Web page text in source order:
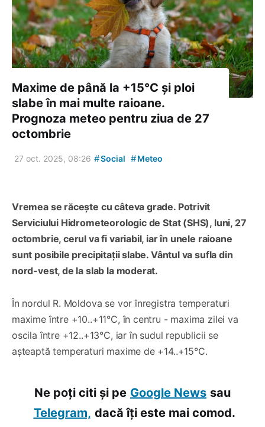
Maxime de până la +15°C și ploi
slabe în mai multe raioane.
Prognoza meteo pentru ziua de 27
octombrie
27 oct. 2025, 08:26 #Social #Meteo
Vremea se răcește cu câteva grade. Potrivit
Serviciului Hidrometeorologic de Stat (SHS), luni, 27
octombrie, cerul va fi variabil, iar în unele raioane
sunt posibile precipitații slabe. Vântul va sufla din
nord-vest, de la slab la moderat.
În nordul R. Moldova se vor înregistra temperaturi
maxime între +10..+11°C, în centru - maxima zilei va
oscila între +12..+13°C, iar în sudul republicii se
așteaptă temperaturi maxime de +14..+15°C.
Ne poți citi și pe Google News sau
Telegram, dacă îți este mai comod.